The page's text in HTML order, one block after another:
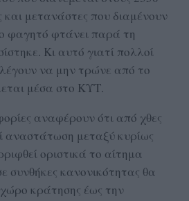
μετανάστες που διαμένουν
φαγητό φτάνει παρά τη
Κι αυτό γιατί πολλοί
να μην τρώνε από το
μέσα στο ΚΥΤ.
αναφέρουν ότι από χθες
αναστάτωση μεταξύ κυρίως
οριστικά το αίτημα
συνθήκες κανονικότητας θα
κράτησης έως την